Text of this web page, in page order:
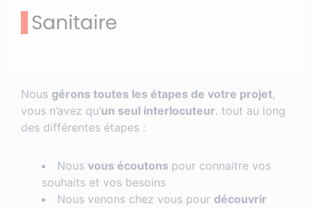
Sanitaire
Nous gérons toutes les étapes de votre projet,
vous n’avez qu’un seul interlocuteur. tout au long
des différentes étapes :
Nous vous écoutons pour connaitre vos
souhaits et vos besoins
Nous venons chez vous pour découvrir